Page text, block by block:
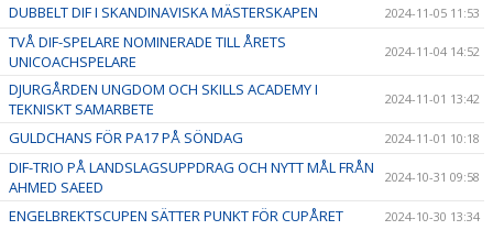
DUBBELT DIF I SKANDINAVISKA MÄSTERSKAPEN 2024-11-05 11:53
TVÅ DIF-SPELARE NOMINERADE TILL ÅRETS
UNICOACHSPELARE
2024-11-04 14:52
DJURGÅRDEN UNGDOM OCH SKILLS ACADEMY I
TEKNISKT SAMARBETE
2024-11-01 13:42
GULDCHANS FÖR PA17 PÅ SÖNDAG 2024-11-01 10:18
DIF-TRIO PÅ LANDSLAGSUPPDRAG OCH NYTT MÅL FRÅN
AHMED SAEED
2024-10-31 09:58
ENGELBREKTSCUPEN SÄTTER PUNKT FÖR CUPÅRET 2024-10-30 13:34